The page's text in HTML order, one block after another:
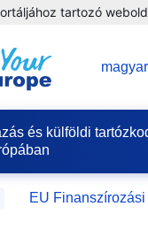
tartozó
magyar
és külföldi
EU